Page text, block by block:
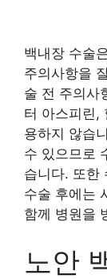
백내장 수술
주의사항을
술 전 주의사
터 아스피린,
용하지 않습
수 있으므로
습니다. 또한
수술 후에는
함께 병원을
노안